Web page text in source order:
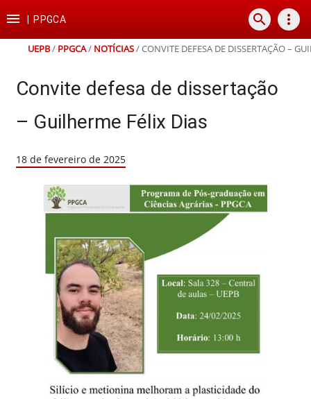
para
conteúdo
para
para
para
rodapé
 PPGCA search more_vert
UEPB/ PPGCA/ NOTÍCIAS/CONVITE DEFESA DE DISSERTAÇÃO –
Convite defesa de dissertação
– Guilherme Félix Dias
18 de fevereiro de 2025